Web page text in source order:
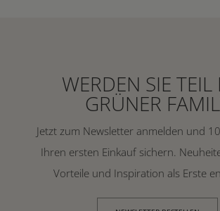
WERDEN SIE TEIL
GRÜNER
Jetzt zum Newsletter anmelden und
Ihren ersten Einkauf sichern.
Vorteile und Inspiration als Erste